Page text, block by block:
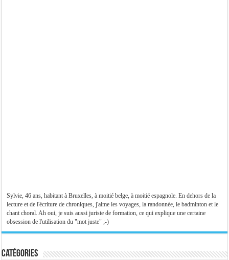
Sylvie, 46 ans, habitant à Bruxelles, à moitié belge, à moitié espagnole. En dehors de la
lecture et de l'écriture de chroniques, j'aime les voyages, la randonnée, le badminton et le
chant choral. Ah oui, je suis aussi juriste de formation, ce qui explique une certaine
obsession de l'utilisation du "mot juste" ;-)
Catégories